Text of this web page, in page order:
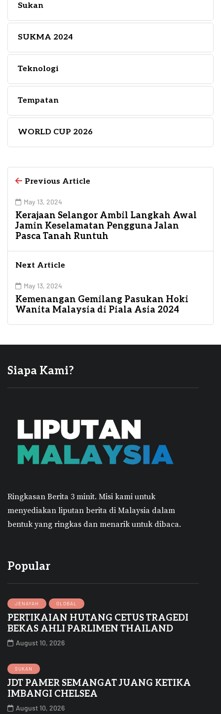
Sukan
SUKMA 2024
Teknologi
Tempatan
WORLD CUP 2026
Previous Article
May 13, 2024
Kerajaan Selangor Ambil Langkah Awal
Jamin Keselamatan Pengguna Jalan
Pasca Tanah Runtuh
Next Article
May 13, 2024
Kemenangan Gemilang Pasukan Hoki
Wanita Malaysia di Piala Asia 2024
Siapa Kami?
Ringkasan Berita 3 minit. Misi kami untuk
menyediakan liputan berita di Malaysia dalam
bentuk yang ringkas dan menarik untuk dibaca.
Popular
JENAYAH GLOBAL
PERTIKAIAN HUTANG CETUS TRAGEDI
BEKAS AHLI PARLIMEN THAILAND
August 10, 2026
SUKAN
JDT PAMER SEMANGAT JUANG KETIKA
IMBANGI CHELSEA
August 10, 2026